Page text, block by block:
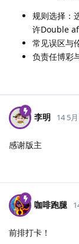
规则选择：
许Double
常见误区与
负责任博彩
李明 14 5月
感谢版主
咖啡跑腿
前排打卡！